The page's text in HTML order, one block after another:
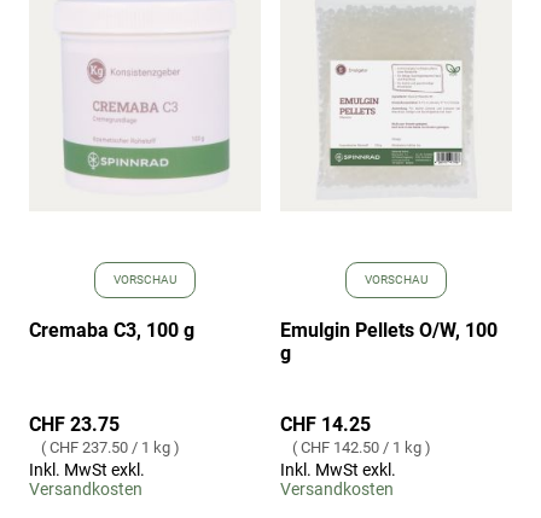
VORSCHAU
Cremaba C3, 100 g
CHF 23.75
CHF 237.50 / 1 kg
Inkl. MwSt exkl.
Versandkosten
Wunschliste
VORSCHAU
Emulgin Pellets O/W, 100
g
CHF 14.25
CHF 142.50 / 1 kg
Inkl. MwSt exkl.
Versandkosten